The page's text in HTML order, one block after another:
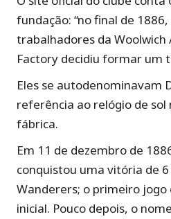
fundação: “no final de
trabalhadores da
Factory decidiu formar um
Eles se autodenominavam
referência ao relógio de
fábrica.
Em 11 de dezembro de
conquistou uma vitória de
Wanderers; o primeiro jogo
inicial. Pouco depois, o